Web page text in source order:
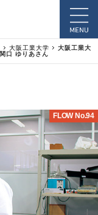
大阪工業大学
大阪工業大
口 ゆりあさん
FLOW No.94